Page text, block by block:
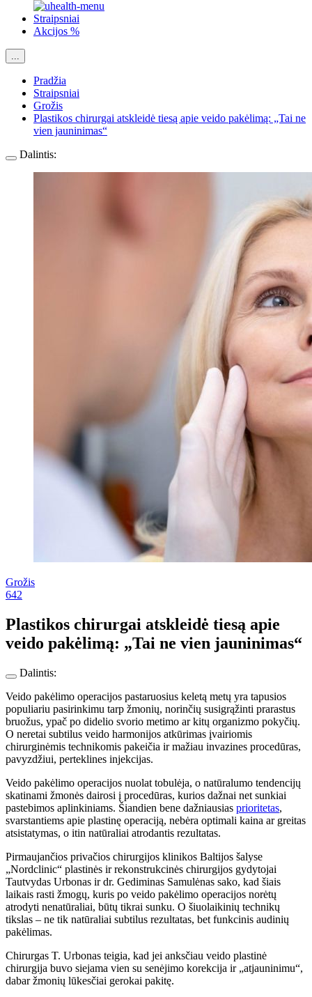
Straipsniai
Akcijos %
...
Pradžia
Straipsniai
Grožis
Plastikos chirurgai atskleidė tiesą apie veido pakėlimą: „Tai ne
vien jauninimas“
Dalintis:
Grožis
642
Plastikos chirurgai atskleidė tiesą apie
veido pakėlimą: „Tai ne vien jauninimas“
Dalintis:
Veido pakėlimo operacijos pastaruosius keletą metų yra tapusios
populiariu pasirinkimu tarp žmonių, norinčių susigrąžinti prarastus
bruožus, ypač po didelio svorio metimo ar kitų organizmo pokyčių.
O neretai subtilus veido harmonijos atkūrimas įvairiomis
chirurginėmis technikomis pakeičia ir mažiau invazines procedūras,
pavyzdžiui, perteklines injekcijas.
Veido pakėlimo operacijos nuolat tobulėja, o natūralumo tendencijų
skatinami žmonės dairosi į procedūras, kurios dažnai net sunkiai
pastebimos aplinkiniams. Šiandien bene dažniausias prioritetas,
svarstantiems apie plastinę operaciją, nebėra optimali kaina ar greitas
atsistatymas, o itin natūraliai atrodantis rezultatas.
Pirmaujančios privačios chirurgijos klinikos Baltijos šalyse
„Nordclinic“ plastinės ir rekonstrukcinės chirurgijos gydytojai
Tautvydas Urbonas ir dr. Gediminas Samulėnas sako, kad šiais
laikais rasti žmogų, kuris po veido pakėlimo operacijos norėtų
atrodyti nenatūraliai, būtų tikrai sunku. O šiuolaikinių technikų
tikslas – ne tik natūraliai subtilus rezultatas, bet funkcinis audinių
pakėlimas.
Chirurgas T. Urbonas teigia, kad jei anksčiau veido plastinė
chirurgija buvo siejama vien su senėjimo korekcija ir „atjauninimu“,
dabar žmonių lūkesčiai gerokai pakitę.